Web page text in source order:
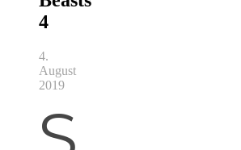
4
4.
August
2019